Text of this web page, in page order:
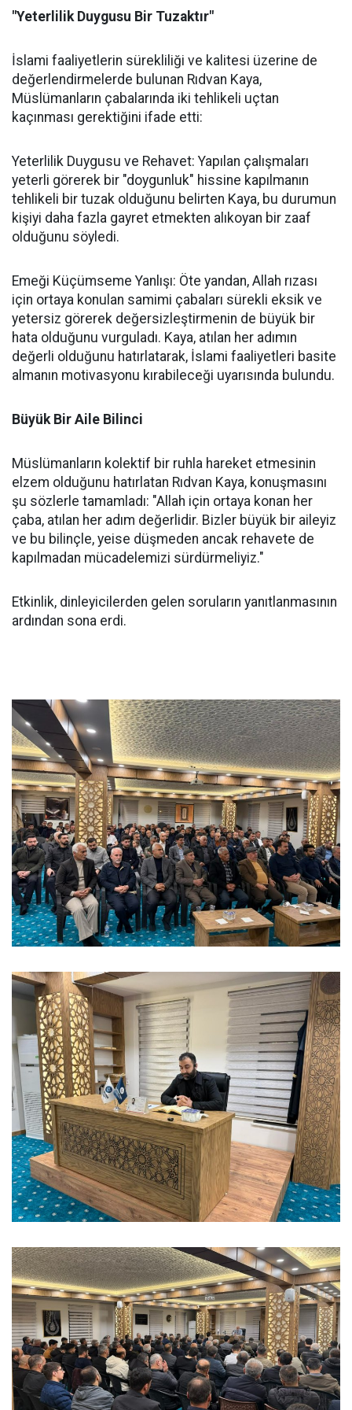
"Yeterlilik Duygusu Bir Tuzaktır"
İslami faaliyetlerin sürekliliği ve kalitesi üzerine de
değerlendirmelerde bulunan Rıdvan Kaya,
Müslümanların çabalarında iki tehlikeli uçtan
kaçınması gerektiğini ifade etti:
Yeterlilik Duygusu ve Rehavet: Yapılan çalışmaları
yeterli görerek bir "doygunluk" hissine kapılmanın
tehlikeli bir tuzak olduğunu belirten Kaya, bu durumun
kişiyi daha fazla gayret etmekten alıkoyan bir zaaf
olduğunu söyledi.
Emeği Küçümseme Yanlışı: Öte yandan, Allah rızası
için ortaya konulan samimi çabaları sürekli eksik ve
yetersiz görerek değersizleştirmenin de büyük bir
hata olduğunu vurguladı. Kaya, atılan her adımın
değerli olduğunu hatırlatarak, İslami faaliyetleri basite
almanın motivasyonu kırabileceği uyarısında bulundu.
Büyük Bir Aile Bilinci
Müslümanların kolektif bir ruhla hareket etmesinin
elzem olduğunu hatırlatan Rıdvan Kaya, konuşmasını
şu sözlerle tamamladı: "Allah için ortaya konan her
çaba, atılan her adım değerlidir. Bizler büyük bir aileyiz
ve bu bilinçle, yeise düşmeden ancak rehavete de
kapılmadan mücadelemizi sürdürmeliyiz."
Etkinlik, dinleyicilerden gelen soruların yanıtlanmasının
ardından sona erdi.